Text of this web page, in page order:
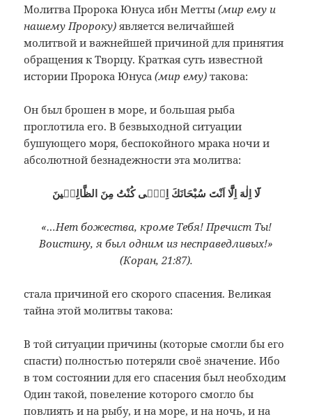
Молитва Пророка Юнуса ибн Метты(мир ему и
нашему Пророку) является величайшей
молитвой и важнейшей причиной для принятия
обращения к Творцу. Краткая суть известной
истории Пророка Юнуса(мир ему) такова:
Он был брошен в море, и большая рыба
проглотила его. В безвыходной ситуации
бушующего моря, беспокойного мрака ночи и
абсолютной безнадежности эта молитва:
لَٓا اِلٰهَ اِلَّٓا اَنْتَ سُبْحَانَكَ اِنّٖى كُنْتُ مِنَ الظَّالِمٖينَ
«…Нет божества, кроме Тебя! Пречист Ты!
Воистину, я был одним из несправедливых!»
(Коран, 21:87).
стала причиной его скорого спасения. Великая
тайна этой молитвы ­такова:
В той ситуации причины (которые смогли бы его
спасти) полностью потеряли своё значение. Ибо
в том состоянии для его спасения был необходим
Один такой, повеление которого смогло бы
повлиять и на рыбу, и на море, и на ночь, и на